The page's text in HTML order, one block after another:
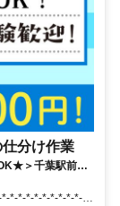
分け作業
＞千葉駅前徒
給UPキャンペ